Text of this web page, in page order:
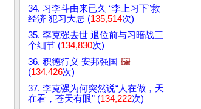
34. 习李斗由来已久 “李上习下”救
经济 犯习大忌 (135,514次)
35. 李克强去世 退位前与习暗战三
个细节 (134,830次)
36. 积德行义 安邦强国 🖼️
(134,426次)
37. 李克强为何突然说“人在做，天
在看，苍天有眼” (134,222次)